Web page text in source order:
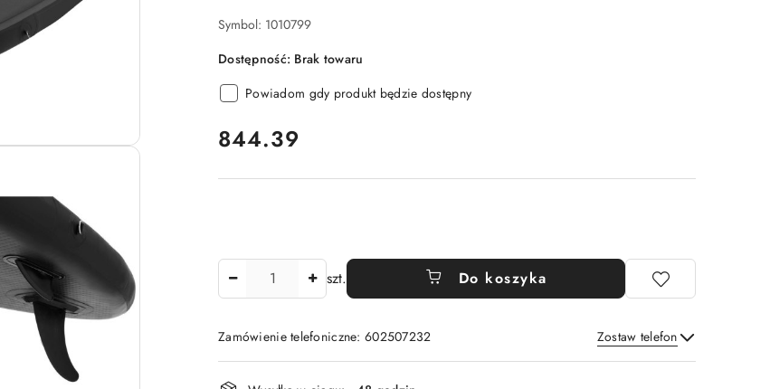
Symbol: 1010799
Dostępność: Brak towaru
Powiadom gdy produkt będzie dostępny
cena:
844.39
szt. Do koszyka
Zamówienie telefoniczne: 602507232 Zostaw telefon
Wyślij
Dostępność